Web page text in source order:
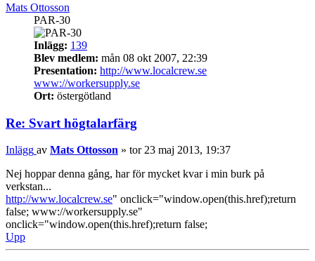
Mats Ottosson
PAR-30
Inlägg: 139
Blev medlem: mån 08 okt 2007, 22:39
Presentation: http://www.localcrew.se
www://workersupply.se
Ort: östergötland
Re: Svart högtalarfärg
Inlägg av Mats Ottosson » tor 23 maj 2013, 19:37
Nej hoppar denna gång, har för mycket kvar i min burk på
verkstan...
http://www.localcrew.se" onclick="window.open(this.href);return
false; www://workersupply.se"
onclick="window.open(this.href);return false;
Upp